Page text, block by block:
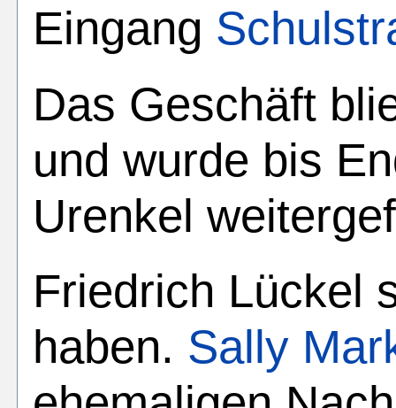
Eingang
Das Geschäft
und wurde bis
Urenkel
Friedrich Lückel
haben. Sally